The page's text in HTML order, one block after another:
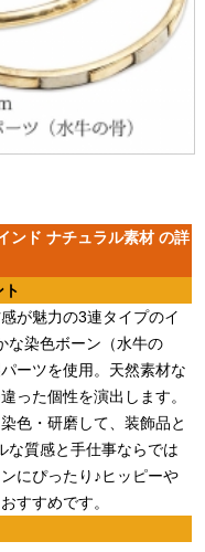
ンド ナチュラル素材 の詳
が魅力の3連タイプのイ
な染色ボーン（水牛の
ーツを使用。天然素材な
った個性を演出します。
色・研磨して、装飾品と
な質感と手仕事ならでは
にぴったり♪ヒッピーや
すすめです。